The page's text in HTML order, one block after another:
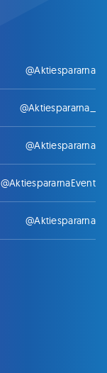
@Aktiespararna
@Aktiespararna_
@Aktiespararna
@AktiespararnaEvent
@Aktiespararna